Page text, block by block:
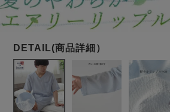
春 夏
ガールズパジャ
柄物
売れ筋ランキング
- Item Ranking -
目的別でさがす一覧はこ
すべてのメン
ズ
パジャマ
長袖 半
前開き か